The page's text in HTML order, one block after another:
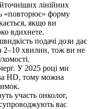
лінійних
«повторює» форму
якщо ви
вдихнете.
подачі дози дає
2–10 хвилин, тож ви не
У 2025 році ми
HD, тому можна
участь онколог,
вас